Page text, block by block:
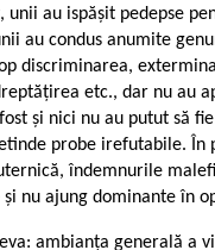
unii au ispășit pedepse
au condus anumite
discriminarea,
etc., dar nu au
și nici nu au putut să
probe irefutabile. În
îndemnurile
și nu ajung dominante în
ambianța generală a